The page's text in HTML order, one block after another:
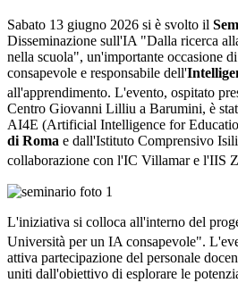
Sabato 13 giugno 2026 si è svolto il
Disseminazione sull'IA "Dalla ricerca
nella scuola", un'importante occasione
consapevole e responsabile dell'
all'apprendimento. L'evento, ospitato
Centro Giovanni Lilliu a Barumini, è
AI4E (Artificial Intelligence for
di Roma e dall'Istituto Comprensivo
collaborazione con l'IC Villamar e l'IIS
L'iniziativa si colloca all'interno del
Università per un IA consapevole".
attiva partecipazione del personale
uniti dall'obiettivo di esplorare le